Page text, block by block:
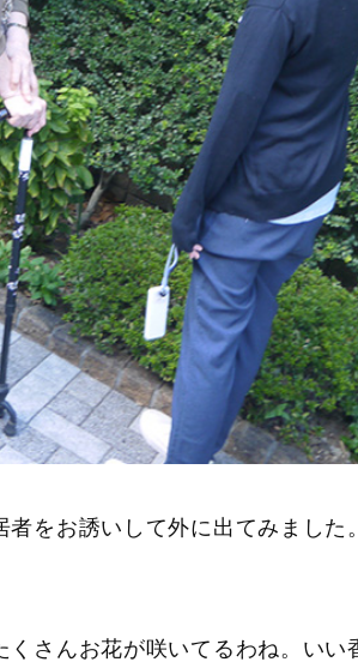
をお誘いして外に出てみました。
くさんお花が咲いてるわね。い